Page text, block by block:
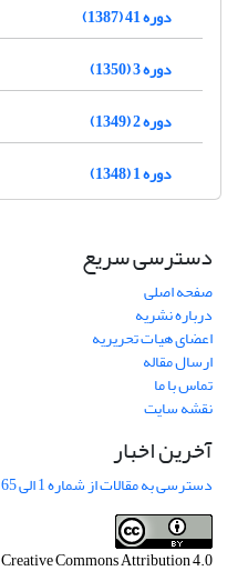
دوره 41 (1387)
دوره 3 (1350)
دوره 2 (1349)
دوره 1 (1348)
دسترسی سریع
صفحه اصلی
درباره نشریه
اعضای هیات تحریریه
ارسال مقاله
تماس با ما
نقشه سایت
آخرین اخبار
دسترسی به مقالات از شماره 1 الی 65 پژوهشهای جغرافیایی
Creative Commons Attribution 4.0